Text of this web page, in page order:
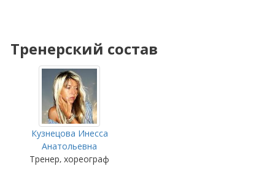
Тренерский состав
Кузнецова Инесса
Анатольевна
Тренер, хореограф